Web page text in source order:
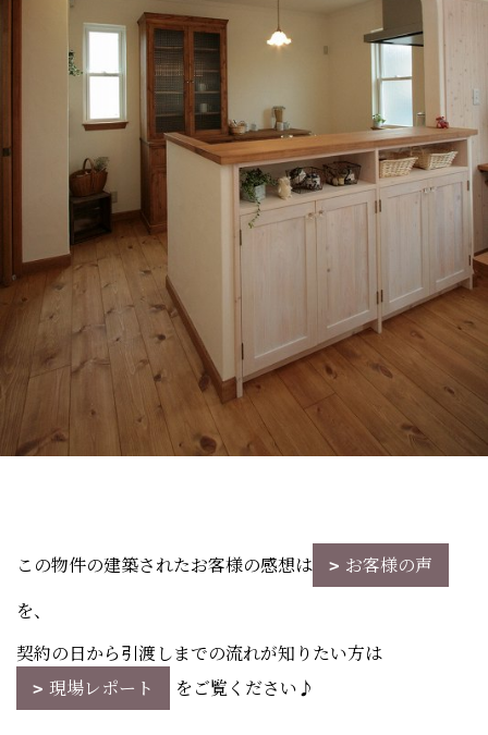
この物件の建築されたお客様の感想は
お客様の声
を、
契約の日から引渡しまでの流れが知りたい方は
現場レポート
をご覧ください♪